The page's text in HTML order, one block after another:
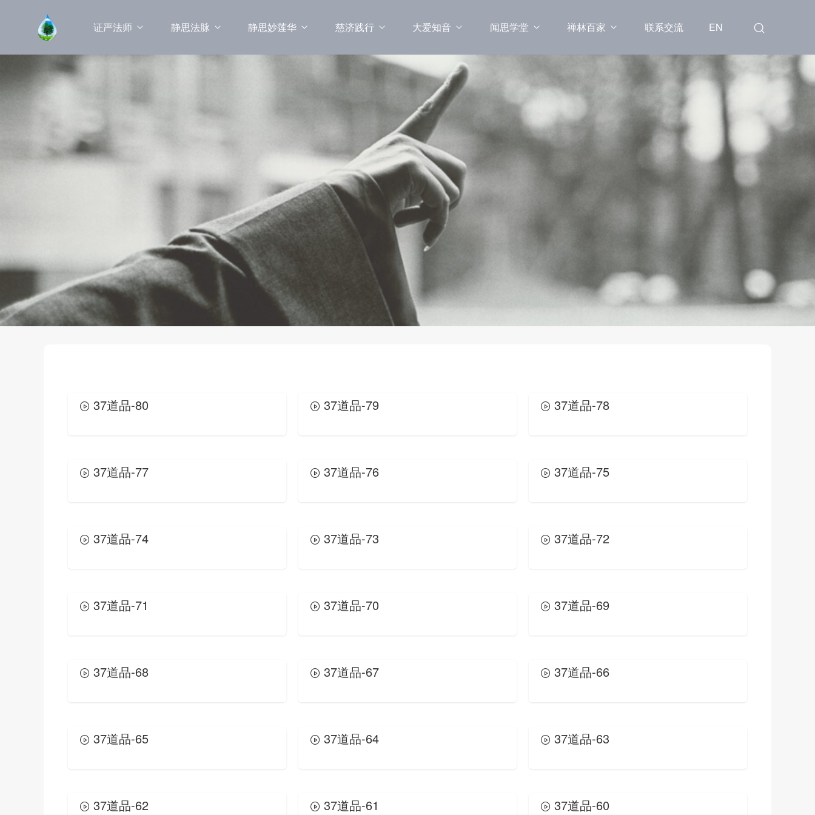
证严法师 静思法脉 静思妙莲华 慈济践行 大爱知音 闻思学堂 禅林百家 联系交流 EN
37道品-80 37道品-79 37道品-78
37道品-77 37道品-76 37道品-75
37道品-74 37道品-73 37道品-72
37道品-71 37道品-70 37道品-69
37道品-68 37道品-67 37道品-66
37道品-65 37道品-64 37道品-63
37道品-62 37道品-61 37道品-60